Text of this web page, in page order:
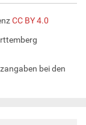
CC BY 4.0
bei den